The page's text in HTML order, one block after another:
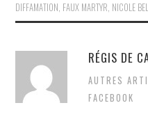
DIFFAMATION, FAUX MARTYR, NICOLE
RÉGIS DE
AUTRES
FACEBOOK